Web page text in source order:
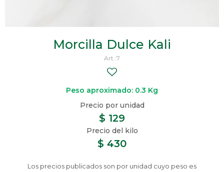
Morcilla Dulce Kali
7
Peso aproximado: 0.3 Kg
$ 430
$ 129
Los precios publicados son por unidad cuyo peso es